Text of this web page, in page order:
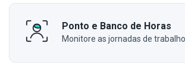
Ponto e Banco de Horas
Monitore as jornadas de